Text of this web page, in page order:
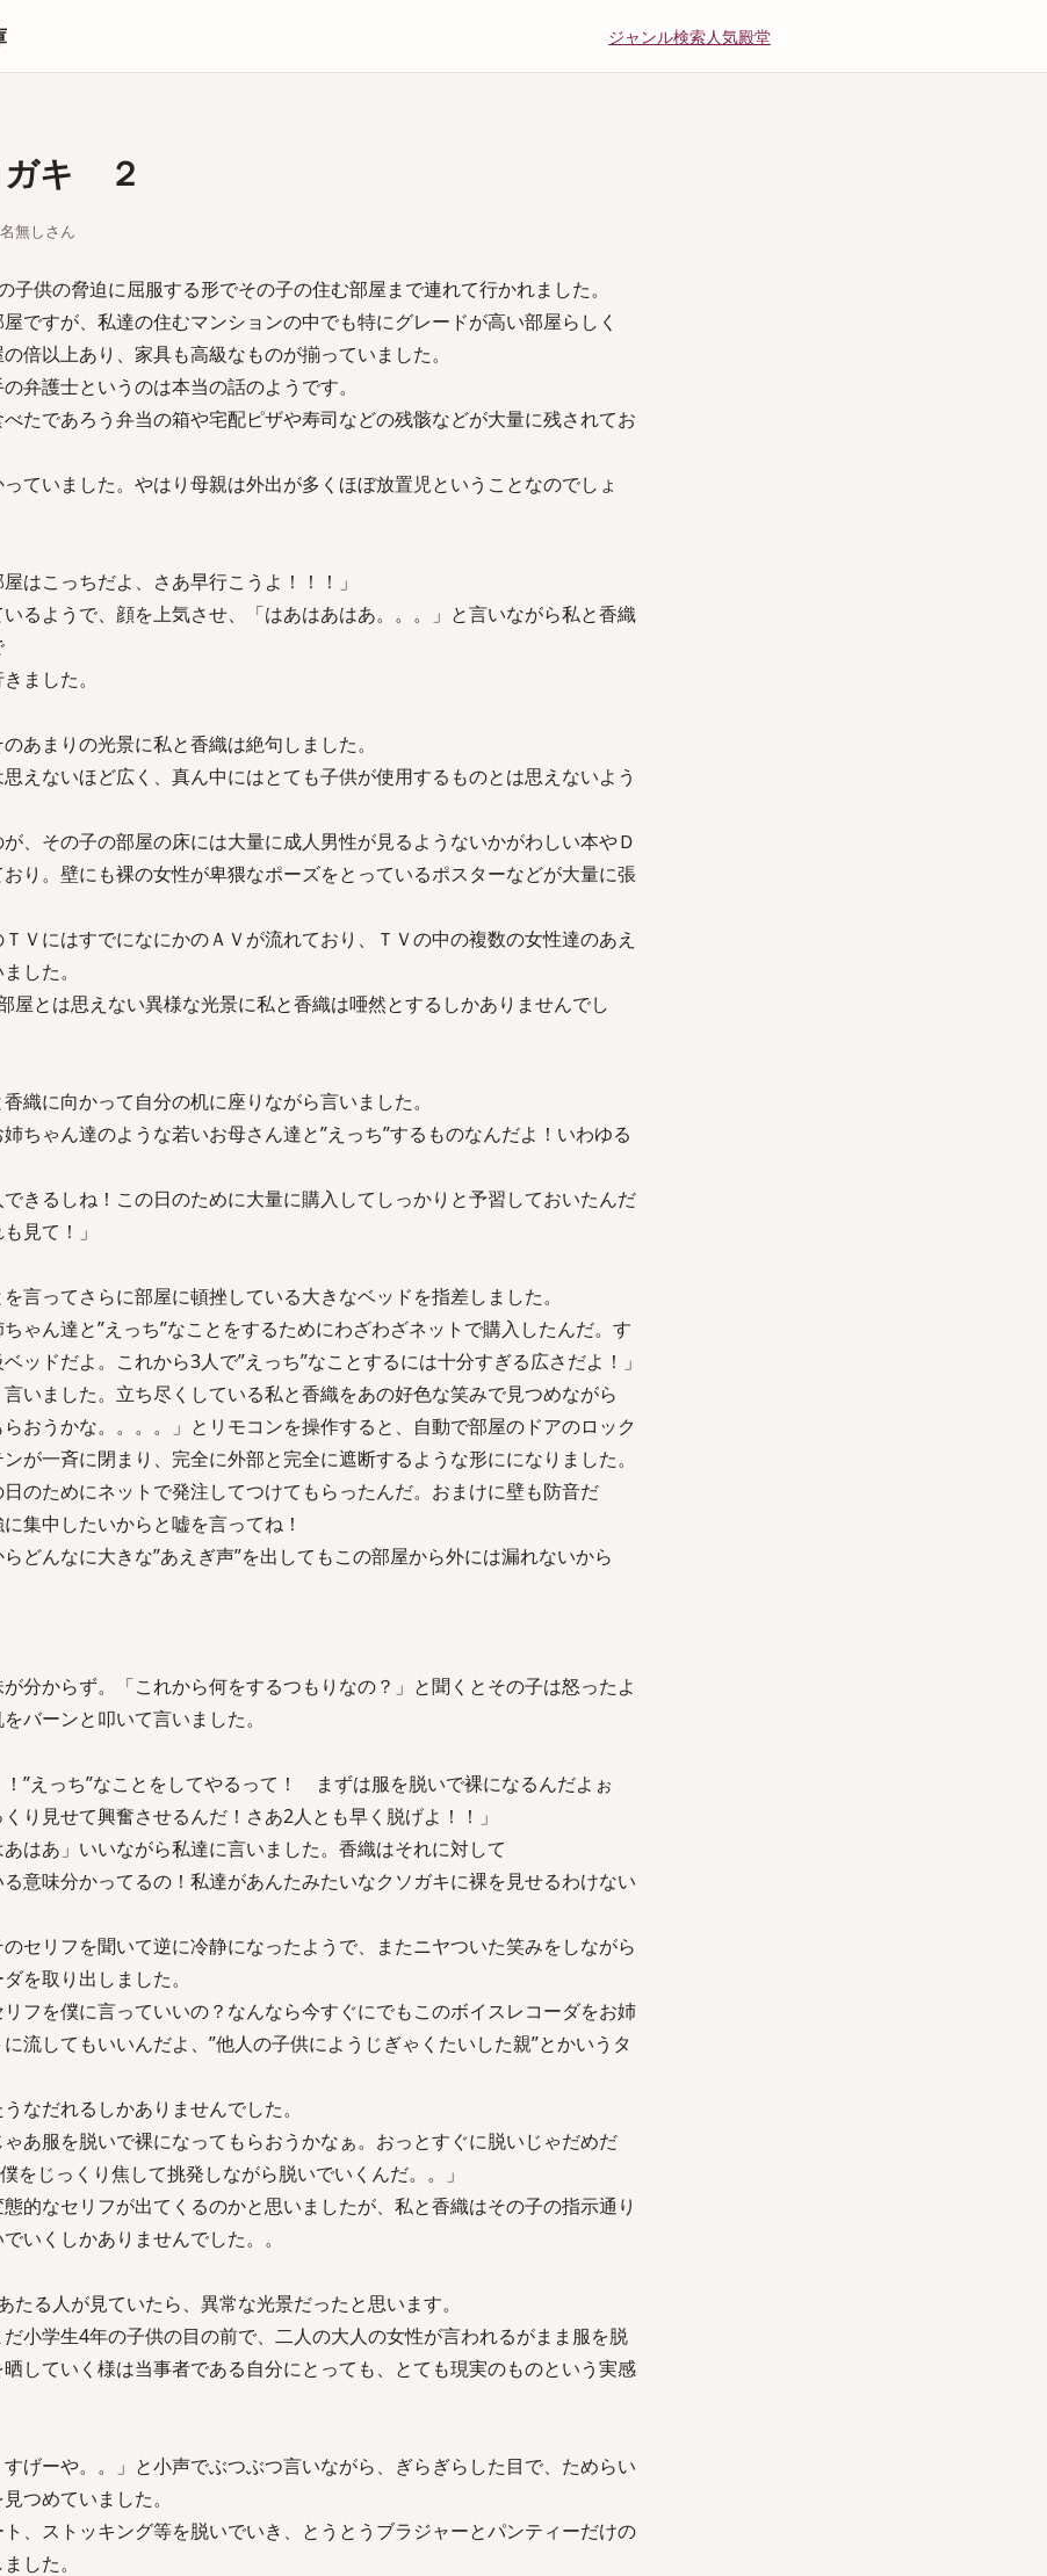
ジャンル検索人気殿堂
ガキ ２
無しさん
子供の脅迫に屈服する形でその子の住む部屋まで連れて行かれました。
ですが、私達の住むマンションの中でも特にグレードが高い部屋らしく
倍以上あり、家具も高級なものが揃っていました。
弁護士というのは本当の話のようです。
たであろう弁当の箱や宅配ピザや寿司などの残骸などが大量に残されてお
ていました。やはり母親は外出が多くほぼ放置児ということなのでしょ
はこっちだよ、さあ早行こうよ！！！」
るようで、顔を上気させ、「はあはあはあ。。。」と言いながら私と香織
ました。
あまりの光景に私と香織は絶句しました。
えないほど広く、真ん中にはとても子供が使用するものとは思えないよう
、その子の部屋の床には大量に成人男性が見るようないかがわしい本やＤ
り。壁にも裸の女性が卑猥なポーズをとっているポスターなどが大量に張
ＶにはすでになにかのＡＶが流れており、ＴＶの中の複数の女性達のあえ
した。
屋とは思えない異様な光景に私と香織は唖然とするしかありませんでし
織に向かって自分の机に座りながら言いました。
ちゃん達のような若いお母さん達と”えっち”するものなんだよ！いわゆる
きるしね！この日のために大量に購入してしっかりと予習しておいたんだ
見て！」
言ってさらに部屋に頓挫している大きなベッドを指差しました。
ゃん達と”えっち”なことをするためにわざわざネットで購入したんだ。す
ッドだよ。これから3人で”えっち”なことするには十分すぎる広さだよ！」
いました。立ち尽くしている私と香織をあの好色な笑みで見つめながら
おうかな。。。。」とリモコンを操作すると、自動で部屋のドアのロック
が一斉に閉まり、完全に外部と完全に遮断するような形にになりました。
日のためにネットで発注してつけてもらったんだ。おまけに壁も防音だ
集中したいからと嘘を言ってね！
どんなに大きな”あえぎ声”を出してもこの部屋から外には漏れないから
分からず。「これから何をするつもりなの？」と聞くとその子は怒ったよ
バーンと叩いて言いました。
”えっち”なことをしてやるって！ まずは服を脱いで裸になるんだよぉ
り見せて興奮させるんだ！さあ2人とも早く脱げよ！！」
はあ」いいながら私達に言いました。香織はそれに対して
味分かってるの！私達があんたみたいなクソガキに裸を見せるわけない
セリフを聞いて逆に冷静になったようで、またニヤついた笑みをしながら
を取り出しました。
を僕に言っていいの？なんなら今すぐにでもこのボイスレコーダをお姉
流してもいいんだよ、”他人の子供にようじぎゃくたいした親”とかいうタ
なだれるしかありませんでした。
服を脱いで裸になってもらおうかなぁ。おっとすぐに脱いじゃだめだ
をじっくり焦して挑発しながら脱いでいくんだ。。」
的なセリフが出てくるのかと思いましたが、私と香織はその子の指示通り
いくしかありませんでした。。
たる人が見ていたら、異常な光景だったと思います。
小学生4年の子供の目の前で、二人の大人の女性が言われるがまま服を脱
していく様は当事者である自分にとっても、とても現実のものという実感
げーや。。」と小声でぶつぶつ言いながら、ぎらぎらした目で、ためらい
つめていました。
、ストッキング等を脱いでいき、とうとうブラジャーとパンティーだけの
した。